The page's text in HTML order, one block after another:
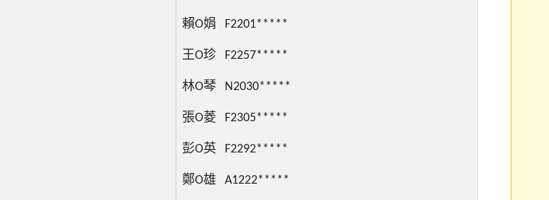
賴O娟 F2201*****
王O珍 F2257*****
林O琴 N2030*****
張O菱 F2305*****
彭O英 F2292*****
鄭O雄 A1222*****